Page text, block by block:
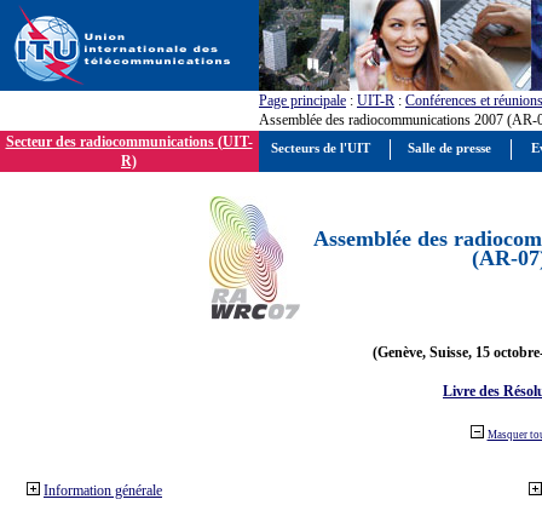
Page principale : UIT-R : Conférences et réunions
Assemblée des radiocommunications 2007 (AR-
Secteur des radiocommunications (UIT-
R)
Assemblée des
(AR-
(Genève, Suisse, 15
Livre des
Masquer
Information générale
Secteurs de l'UIT Salle de presse